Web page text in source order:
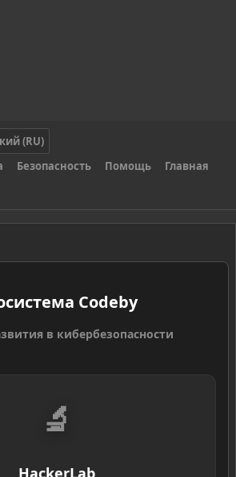
(RU)
Безопасность Помощь Главная
Codeby
в кибербезопасности
🔬
HackerLab